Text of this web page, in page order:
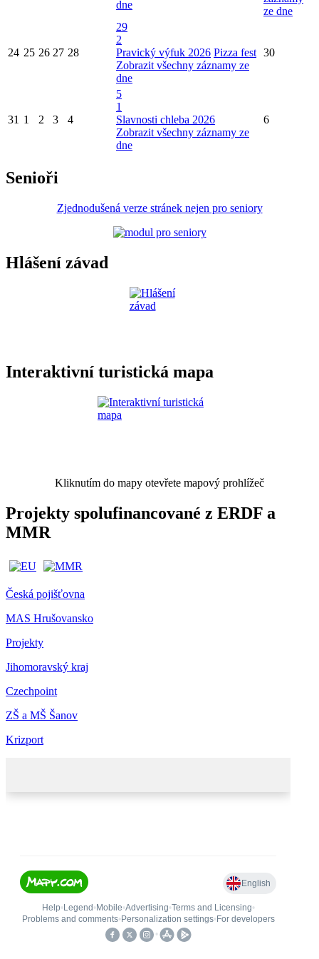
dne
ze dne
24 25 26 27 28
29
2
Pravický výfuk 2026 Pizza fest
Zobrazit všechny záznamy ze
dne
30
31 1 2 3 4
5
1
Slavnosti chleba 2026
Zobrazit všechny záznamy ze
dne
6
Senioři
Zjednodušená verze stránek nejen pro seniory
Hlášení závad
Interaktivní turistická mapa
Kliknutím do mapy otevřete mapový prohlížeč
Projekty spolufinancované z ERDF a
MMR
Česká pojišťovna
MAS Hrušovansko
Projekty
Jihomoravský kraj
Czechpoint
ZŠ a MŠ Šanov
Krizport